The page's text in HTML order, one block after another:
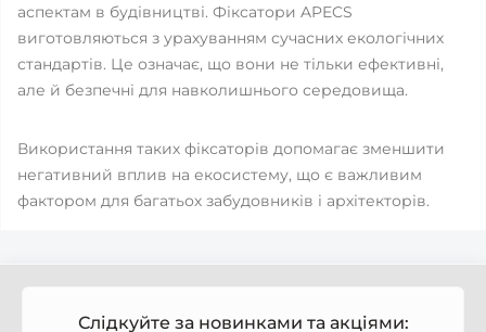
аспектам в будівництві. Фіксатори APECS
виготовляються з урахуванням сучасних екологічних
стандартів. Це означає, що вони не тільки ефективні,
але й безпечні для навколишнього середовища.
Використання таких фіксаторів допомагає зменшити
негативний вплив на екосистему, що є важливим
фактором для багатьох забудовників і архітекторів.
Слідкуйте за новинками та акціями: